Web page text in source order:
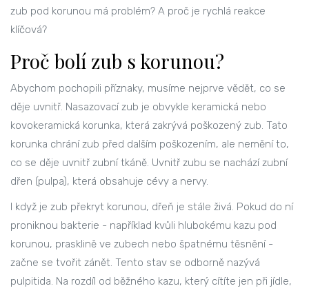
zub pod korunou má problém? A proč je rychlá reakce
klíčová?
Proč bolí zub s korunou?
Abychom pochopili příznaky, musíme nejprve vědět, co se
děje uvnitř. Nasazovací zub je obvykle keramická nebo
kovokeramická korunka, která zakrývá poškozený zub. Tato
korunka chrání zub před dalším poškozením, ale nemění to,
co se děje uvnitř zubní tkáně. Uvnitř zubu se nacházízubní
dřen (pulpa), která obsahuje cévy a nervy.
I když je zub překryt korunou, dřeň je stále živá. Pokud do ní
proniknou bakterie - například kvůli hlubokému kazu pod
korunou, prasklině ve zubech nebo špatnému těsnění -
začne se tvořit zánět. Tento stav se odborně nazývá
pulpitida. Na rozdíl od běžného kazu, který cítíte jen při jídle,